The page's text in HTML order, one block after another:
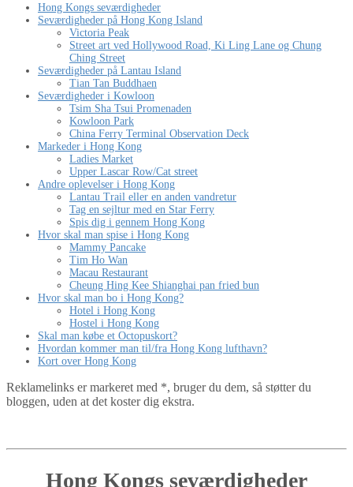
Hong Kongs seværdigheder
Seværdigheder på Hong Kong Island
Victoria Peak
Street art ved Hollywood Road, Ki Ling Lane og Chung
Ching Street
Seværdigheder på Lantau Island
Tian Tan Buddhaen
Seværdigheder i Kowloon
Tsim Sha Tsui Promenaden
Kowloon Park
China Ferry Terminal Observation Deck
Markeder i Hong Kong
Ladies Market
Upper Lascar Row/Cat street
Andre oplevelser i Hong Kong
Lantau Trail eller en anden vandretur
Tag en sejltur med en Star Ferry
Spis dig i gennem Hong Kong
Hvor skal man spise i Hong Kong
Mammy Pancake
Tim Ho Wan
Macau Restaurant
Cheung Hing Kee Shianghai pan fried bun
Hvor skal man bo i Hong Kong?
Hotel i Hong Kong
Hostel i Hong Kong
Skal man købe et Octopuskort?
Hvordan kommer man til/fra Hong Kong lufthavn?
Kort over Hong Kong
Reklamelinks er markeret med *, bruger du dem, så støtter du
bloggen, uden at det koster dig ekstra.
Hong Kongs seværdigheder